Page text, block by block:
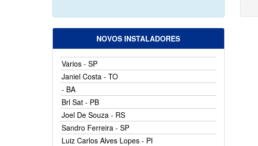
NOVOS INSTALADORES
Varios - SP
Janiel Costa - TO
- BA
Brl Sat - PB
Joel De Souza - RS
Sandro Ferreira - SP
Luiz Carlos Alves Lopes - PI